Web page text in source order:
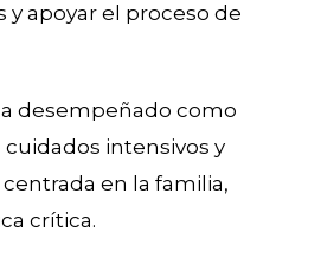
y apoyar el proceso de
desempeñado como
intensivos y
en la familia,
crítica.